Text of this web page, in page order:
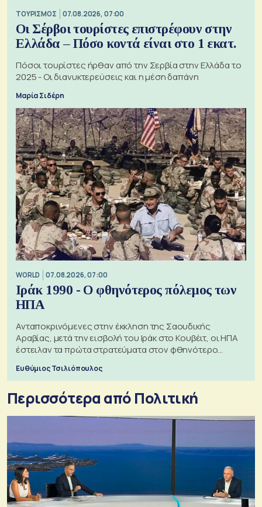
ΤΟΥΡΙΣΜΟΣ 07.08.2026, 07:00
Οι Σέρβοι τουρίστες επιστρέφουν στην
Ελλάδα – Πόσο κοντά είναι στο 1 εκατ.
Πόσοι τουρίστες ήρθαν από την Σερβία στην Ελλάδα το
2025 - Οι διανυκτερεύσεις και η μέση δαπάνη
Μαρία Σιδέρη
WORLD 07.08.2026, 07:00
Ιράκ 1990 - Ο φθηνότερος πόλεμος των
ΗΠΑ
Ανταποκρινόμενες στην έκκληση της Σαουδικής
Αραβίας, μετά την εισβολή του Ιράκ στο Κουβέιτ, οι ΗΠΑ
έστειλαν τα πρώτα στρατεύματα στον φθηνότερο
Ευθύμιος Τσιλιόπουλος
Περισσότερα από Πολιτική